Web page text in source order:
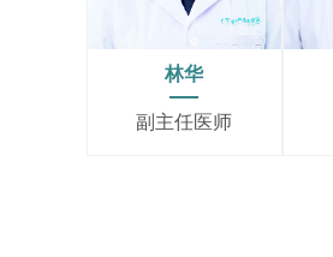
林华
副主任医师